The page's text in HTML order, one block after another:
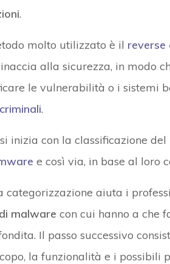
.
molto utilizzato è il reverse
alla sicurezza, in modo
le vulnerabilità o i sistemi
.
inizia con la classificazione
e così via, in base al loro
categorizzazione aiuta i
malware con cui hanno a che
Il passo successivo
la funzionalità e i possibili